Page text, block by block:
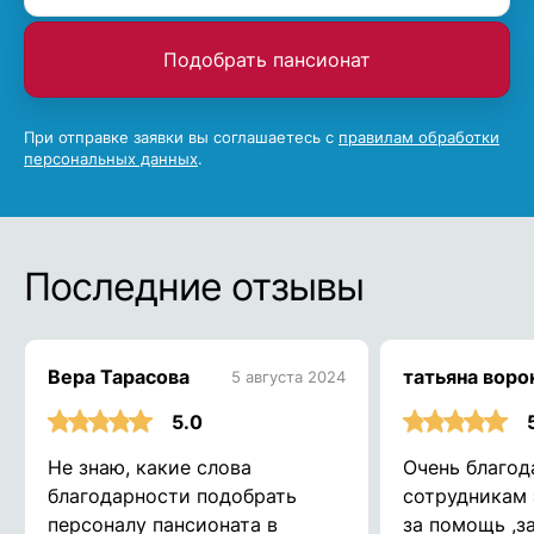
Подобрать пансионат
При отправке заявки вы соглашаетесь с правилам обработки
персональных данных.
Последние отзывы
Вера Тарасова 5 августа 2024
5.0
Не знаю, какие слова
благодарности подобрать
персоналу пансионата в
татьяна
Очень
сотрудникам
за помощь